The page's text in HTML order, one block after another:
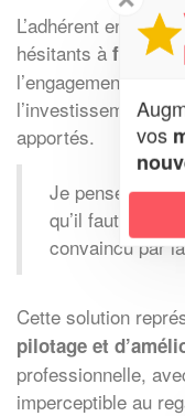
L’adhérent
hésitants à
l’engagement sur
l’investissement
apportés.
Je pense qu’il
qu’il faut
convaincu par
Cette solution
pilotage et
professionnelle,
imperceptible au
vos